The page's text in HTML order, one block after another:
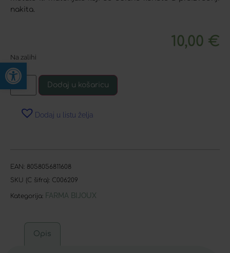
Open toolbar
nakita.
10,00 €
Na zalihi
Dodaj u košaricu
Dodaj u listu želja
EAN: 8058056811608
SKU (C šifra): C006209
Kategorija: FARMA BIJOUX
Opis